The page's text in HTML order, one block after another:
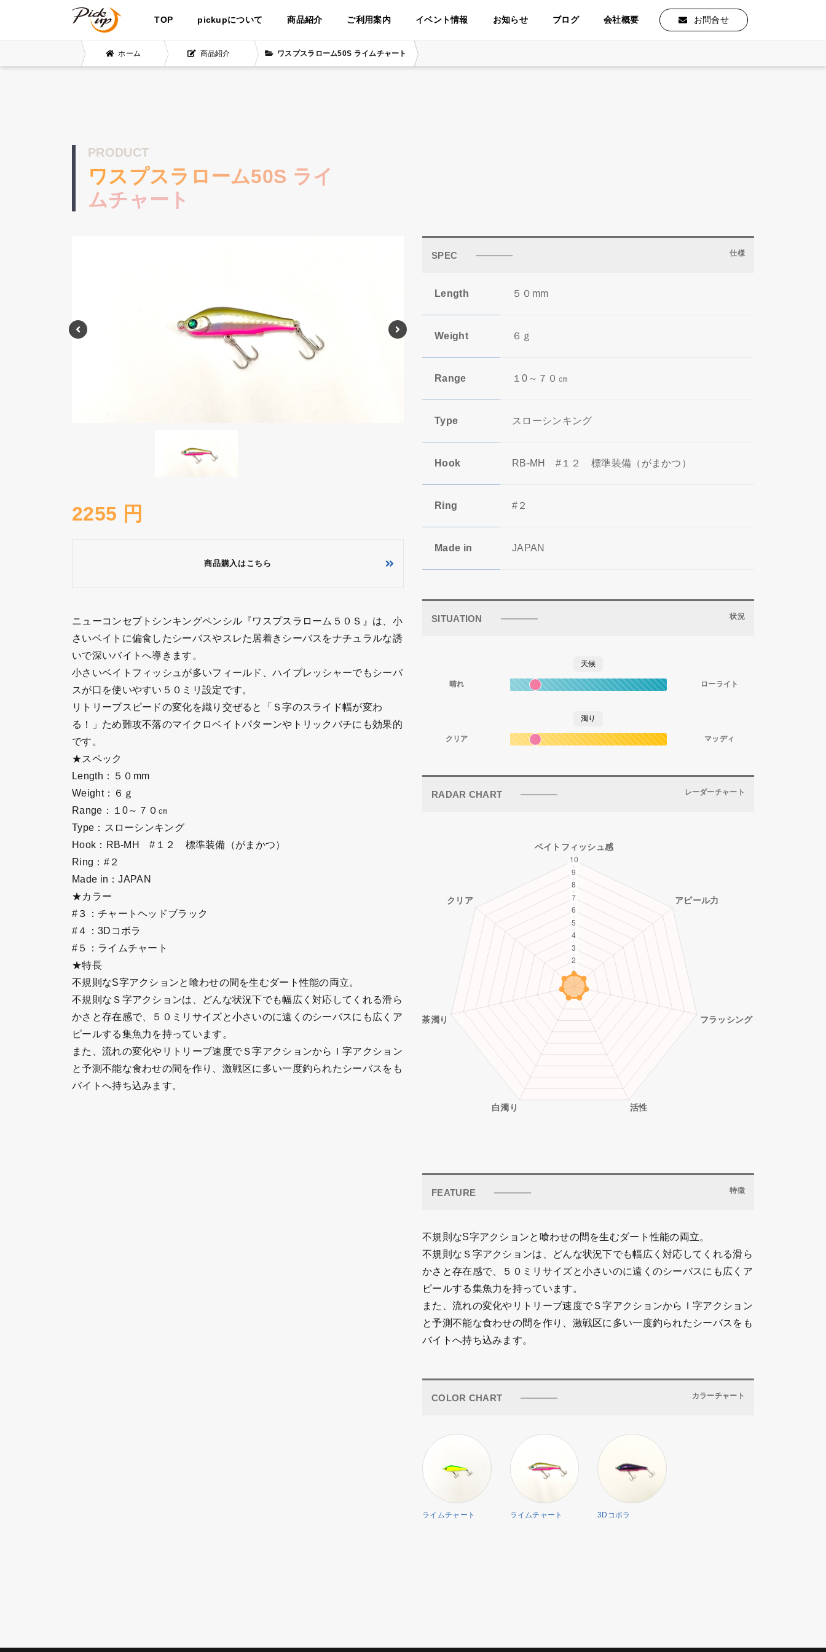
TOP pickupについて 商品紹介 ご利用案内 イベント情報 お知らせ ブログ 会社概要 お問合せ
ホーム 商品紹介 ワスプスラローム50S ライムチャート
PRODUCT
ワスプスラローム50S ライ
ムチャート
2255 円
商品購入はこちら
ニューコンセプトシンキングペンシル『ワスプスラローム５０Ｓ』は、小
さいベイトに偏食したシーバスやスレた居着きシーバスをナチュラルな誘
いで深いバイトへ導きます。
小さいベイトフィッシュが多いフィールド、ハイプレッシャーでもシーバ
スが口を使いやすい５０ミリ設定です。
リトリーブスピードの変化を織り交ぜると「Ｓ字のスライド幅が変わ
る！」ため難攻不落のマイクロベイトパターンやトリックバチにも効果的
です。
★スペック
Length：５０mm
Weight：６ｇ
Range：１0～７０㎝
Type：スローシンキング
Hook：RB-MH #１２ 標準装備（がまかつ）
Ring：#２
Made in：JAPAN
★カラー
#３：チャートヘッドブラック
#４：3Dコボラ
#５：ライムチャート
★特長
不規則なS字アクションと喰わせの間を生むダート性能の両立。
不規則なＳ字アクションは、どんな状況下でも幅広く対応してくれる滑ら
かさと存在感で、５０ミリサイズと小さいのに遠くのシーバスにも広くア
ピールする集魚力を持っています。
また、流れの変化やリトリーブ速度でＳ字アクションからＩ字アクション
と予測不能な食わせの間を作り、激戦区に多い一度釣られたシーバスをも
バイトへ持ち込みます。
SPEC 仕様
Length ５０mm
Weight ６ｇ
Range １0～７０㎝
Type スローシンキング
Hook RB-MH #１２ 標準装備（がまかつ）
Ring #２
Made in JAPAN
SITUATION 状況
天候
晴れ ローライト
濁り
クリア マッディ
RADAR CHART レーダーチャート
FEATURE 特徴
不規則なS字アクションと喰わせの間を生むダート性能の両立。
不規則なＳ字アクションは、どんな状況下でも幅広く対応してくれる滑ら
かさと存在感で、５０ミリサイズと小さいのに遠くのシーバスにも広くア
ピールする集魚力を持っています。
また、流れの変化やリトリーブ速度でＳ字アクションからＩ字アクション
と予測不能な食わせの間を作り、激戦区に多い一度釣られたシーバスをも
バイトへ持ち込みます。
COLOR CHART カラーチャート
ライムチャート ライムチャート 3Dコボラ